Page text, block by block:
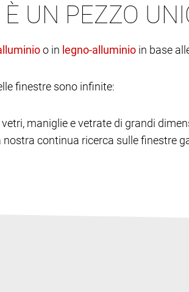
UN PEZZO
o in in base
finestre sono infinite:
maniglie e vetrate di grandi
nostra continua ricerca sulle